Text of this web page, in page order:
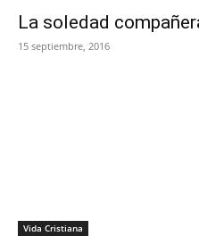
La soledad
15 septiembre, 2016
Vida Cristiana